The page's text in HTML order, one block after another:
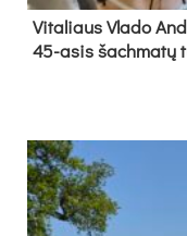
Vi­ta­liaus Vla­do
45-asis šach­ma­tų